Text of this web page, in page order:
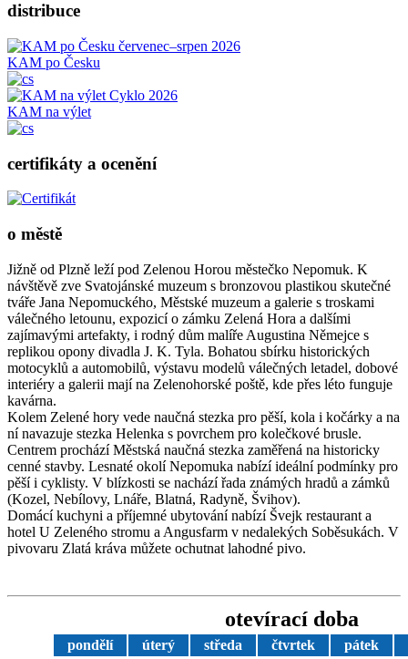
distribuce
KAM po Česku
KAM na výlet
certifikáty a ocenění
o městě
Jižně od Plzně leží pod Zelenou Horou městečko Nepomuk. K
návštěvě zve Svatojánské muzeum s bronzovou plastikou skutečné
tváře Jana Nepomuckého, Městské muzeum a galerie s troskami
válečného letounu, expozicí o zámku Zelená Hora a dalšími
zajímavými artefakty, i rodný dům malíře Augustina Němejce s
replikou opony divadla J. K. Tyla. Bohatou sbírku historických
motocyklů a automobilů, výstavu modelů válečných letadel, dobové
interiéry a galerii mají na Zelenohorské poště, kde přes léto funguje
kavárna.
Kolem Zelené hory vede naučná stezka pro pěší, kola i kočárky a na
ní navazuje stezka Helenka s povrchem pro kolečkové brusle.
Centrem prochází Městská naučná stezka zaměřená na historicky
cenné stavby. Lesnaté okolí Nepomuka nabízí ideální podmínky pro
pěší i cyklisty. V blízkosti se nachází řada známých hradů a zámků
(Kozel, Nebílovy, Lnáře, Blatná, Radyně, Švihov).
Domácí kuchyni a příjemné ubytování nabízí Švejk restaurant a
hotel U Zeleného stromu a Angusfarm v nedalekých Soběsukách. V
pivovaru Zlatá kráva můžete ochutnat lahodné pivo.
otevírací doba
pondělí úterý středa čtvrtek
pátek